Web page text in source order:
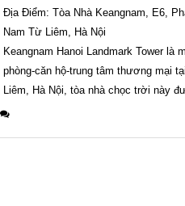
Địa Điểm: Tòa Nhà Keangnam, E6,
Nam Từ Liêm, Hà Nội
Keangnam Hanoi Landmark Tower là
phòng-căn hộ-trung tâm thương mại
Liêm, Hà Nội, tòa nhà chọc trời này